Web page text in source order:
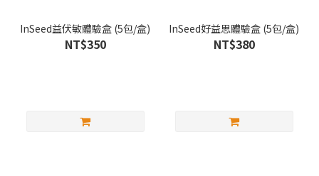
InSeed益伏敏體驗盒 (5包/盒)
NT$350
InSeed好益思體驗盒 (5包/盒)
NT$380